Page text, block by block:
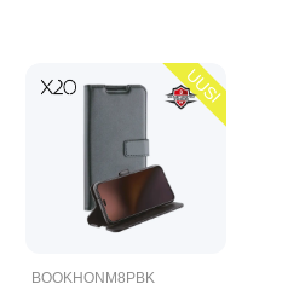
UUSI
BOOKHONM8PBK